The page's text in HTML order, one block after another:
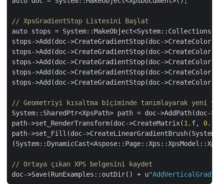
// XpsGradientStop Listesini Başlat
auto stops =
stops->Add(doc->CreateGradientStop(doc->CreateColor(
stops->Add(doc->CreateGradientStop(doc->CreateColor(
stops->Add(doc->CreateGradientStop(doc->CreateColor(
stops->Add(doc->CreateGradientStop(doc->CreateColor(
stops->Add(doc->CreateGradientStop(doc->CreateColor(
// Geometriyi kısaltma biçiminde tanımlayarak yeni
System::SharedPtr<XpsPath> path = doc->AddPath(doc-
path->set_RenderTransform(doc->CreateMatrix(1. f, 0.
path->set_Fill(doc-
// Ortaya çıkan XPS belgesini kaydet
doc->Save(RunExamples::outDir() + u